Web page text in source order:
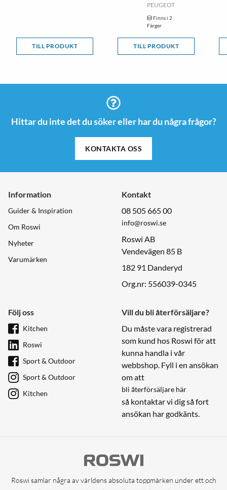
TILL PRODUKT
PEUGEOT
Finns i 2
Färger
TILL PRODUKT
Hittar du inte det du söker eller har du några frågor?
KONTAKTA OSS
Information
Guider & Inspiration
Om Roswi
Nyheter
Varumärken
Kontakt
08 505 665 00
info@roswi.se
Roswi AB
Vendevägen 85 B
182 91 Danderyd
Org.nr: 556039-0345
Följ oss
Kitchen
Roswi
Sport & Outdoor
Sport & Outdoor
Kitchen
Vill du bli återförsäljare?
Du måste vara registrerad
som kund hos Roswi för att
kunna handla i vår
webbshop. Fyll i en ansökan
om att
bli återförsäljare här
så kontaktar vi dig så fort
ansökan har godkänts.
Roswi samlar några av världens absoluta toppmärken under ett och